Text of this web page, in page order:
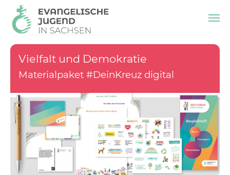
Zum Hauptinhalt springen
Vielfalt und Demokratie
Materialpaket #DeinKreuz digital